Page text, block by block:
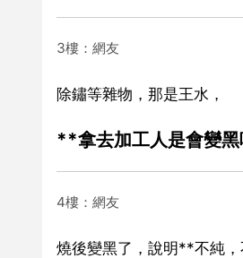
3樓：網友
除鏽等雜物，那是王水，
**拿去加工人是會變
4樓：網友
燒後變黑了，說明**不純，